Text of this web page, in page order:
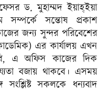
ড. মুহাম্মদ ইয়াহ্ইয়া
সম্পর্কে সন্তোষ প্রকাশ
জন্য সুন্দর পরিবেশের
এর কার্যালয় এখন
এ অফিস কাজের দিক
বজায় থাকবে। এসময়
সংশ্লিষ্ট সকলকে ধন্যবাদ